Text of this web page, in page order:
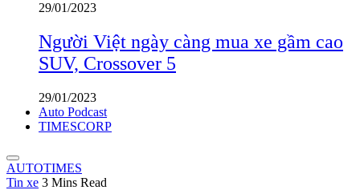
29/01/2023
Người Việt ngày càng mua xe gầm cao
SUV, Crossover 5
29/01/2023
Auto Podcast
TIMESCORP
AUTOTIMES
Tin xe 3 Mins Read